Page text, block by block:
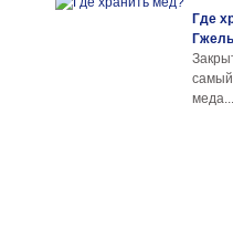
Где
Гжель
меда...